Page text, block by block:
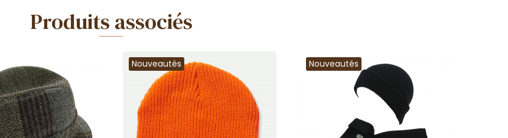
Produits associés
Nouveautés Nouveautés